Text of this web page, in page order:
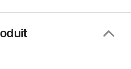
fenêtre)